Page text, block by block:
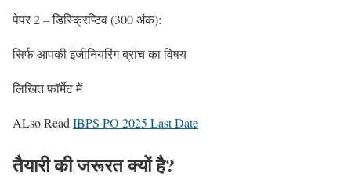
पेपर 2 – डिस्क्रिप्टिव (300 अंक):
सिर्फ आपकी इंजीनियरिंग ब्रांच का विषय
लिखित फॉर्मेट में
ALso Read IBPS PO 2025 Last Date
तैयारी की जरूरत क्यों है?